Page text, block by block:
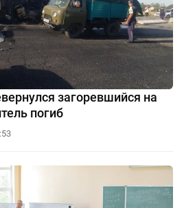
загоревшийся на
погиб